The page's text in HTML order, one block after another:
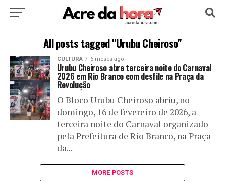
HOME POLÍTICA CULTURA ESPORTE
EDUCAÇÃO NOTÍCIA MUNDO
All posts tagged "Urubu Cheiroso"
CULTURA 6 meses ago
Urubu Cheiroso abre terceira noite do Carnaval
2026 em Rio Branco com desfile na Praça da
Revolução
O Bloco Urubu Cheiroso abriu, no
domingo, 16 de fevereiro de 2026, a
terceira noite do Carnaval organizado
pela Prefeitura de Rio Branco, na Praça
da...
MORE POSTS